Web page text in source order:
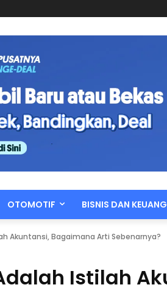
OTOMOTIF BISNIS DAN
Akuntansi, Bagaimana Arti Sebenarnya?
Istilah